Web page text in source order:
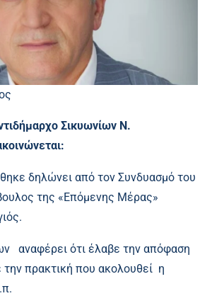
Σικυωνίων Ν.
δηλώνει από τον Συνδυασμό του
της «Επόμενης Μέρας»
αναφέρει ότι έλαβε την απόφαση
την πρακτική που ακολουθεί η